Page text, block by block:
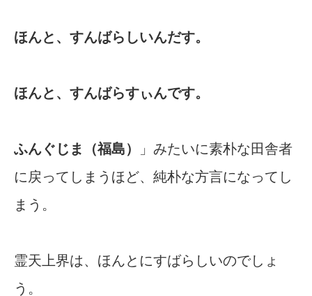
ほんと、すんばらしいんだす。
ほんと、すんばらすぃんです。
ふんぐじま（福島）
」みたいに素朴な田舎者
に戻ってしまうほど、純朴な方言になってし
まう。
霊天上界は、ほんとにすばらしいのでしょ
う。